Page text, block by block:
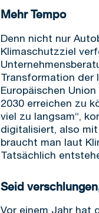
Mehr Tempo
Denn nicht nur
Klimaschutzziel
Transformation der
Europäischen
2030 erreichen zu
viel zu langsam“,
digitalisiert, also
braucht man laut
Tatsächlich
Seid
Vor einem Jahr hat